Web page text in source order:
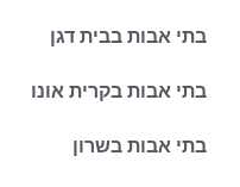
בתי אבות בבית דגן
בתי אבות בקרית אונו
בתי אבות בשרון